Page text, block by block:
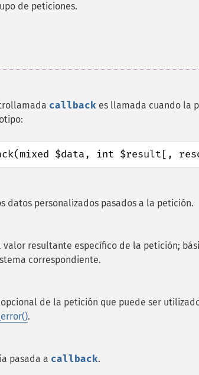
de peticiones.
callback es llamada cuando la
$data, int $result[,
datos personalizados pasados a la petición.
valor resultante específico de la petición;
correspondiente.
de la petición que puede ser
.
pasada a callback.